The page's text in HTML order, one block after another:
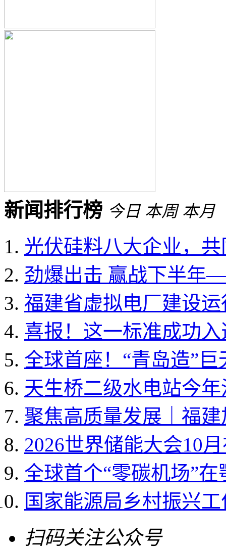
新闻排行榜 今日 本周 本月
光伏硅料八大企业，
劲爆出击 赢战下半年
福建省虚拟电厂建设
喜报！这一标准成功
全球首座！“青岛造”
天生桥二级水电站今
聚焦高质量发展｜福
2026世界储能大会10
全球首个“零碳机场”
国家能源局乡村振兴
扫码关注公众号